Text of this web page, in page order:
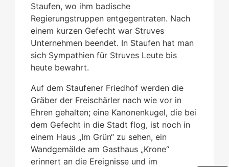
Staufen, wo ihm badische
Regierungstruppen entgegentraten. Nach
einem kurzen Gefecht war Struves
Unternehmen beendet. In Staufen hat man
sich Sympathien für Struves Leute bis
heute bewahrt.
Auf dem Staufener Friedhof werden die
Gräber der Freischärler nach wie vor in
Ehren gehalten; eine Kanonenkugel, die bei
dem Gefecht in die Stadt flog, ist noch in
einem Haus „Im Grün“ zu sehen, ein
Wandgemälde am Gasthaus „Krone“
erinnert an die Ereignisse und im